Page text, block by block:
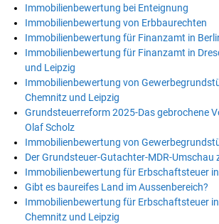
Immobilienbewertung bei Enteignung
Immobilienbewertung von Erbbaurechten
Immobilienbewertung für Finanzamt in
Immobilienbewertung für Finanzamt in
und Leipzig
Immobilienbewertung von
Chemnitz und Leipzig
Grundsteuerreform 2025-Das gebrochene
Olaf Scholz
Immobilienbewertung von
Der Grundsteuer-Gutachter-MDR-Umschau
Immobilienbewertung für Erbschaftsteuer
Gibt es baureifes Land im Aussenbereich?
Immobilienbewertung für Erbschaftsteuer
Chemnitz und Leipzig